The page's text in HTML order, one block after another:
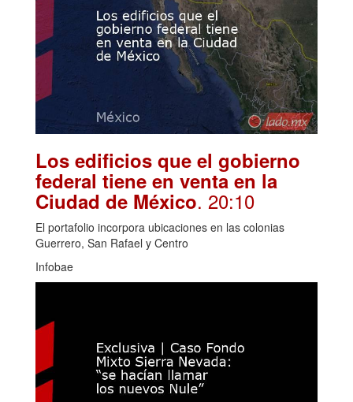
Los edificios que el gobierno
federal tiene en venta en la
Ciudad de México. 20:10
El portafolio incorpora ubicaciones en las colonias
Guerrero, San Rafael y Centro
Infobae